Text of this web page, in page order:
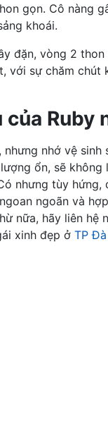
gọn. Cô nàng
khoái.
đặn, vòng 2 thon
với sự chăm chút
của Ruby
nhưng nhớ vệ sinh
ổn, sẽ
nhưng tùy hứng,
ngoãn và
nữa, hãy liên hệ
xinh đẹp ở TP